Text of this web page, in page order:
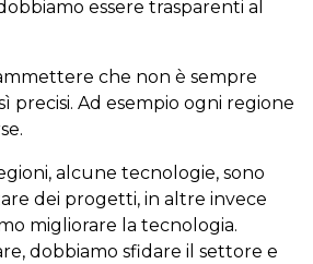
essere trasparenti al
che non è sempre
precisi. Ad esempio ogni regione
alcune tecnologie, sono
dei progetti, in altre invece
migliorare la tecnologia.
dobbiamo sfidare il settore e